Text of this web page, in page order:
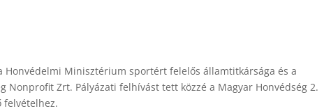
Honvédelmi Minisztérium sportért felelős államtitkársága és a
Nonprofit Zrt. Pályázati felhívást tett közzé a Magyar Honvédség 2.
felvételhez.